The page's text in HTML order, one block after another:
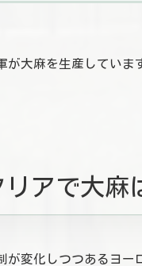
が大麻を生産してい
リアで大麻
変化しつつあるヨー